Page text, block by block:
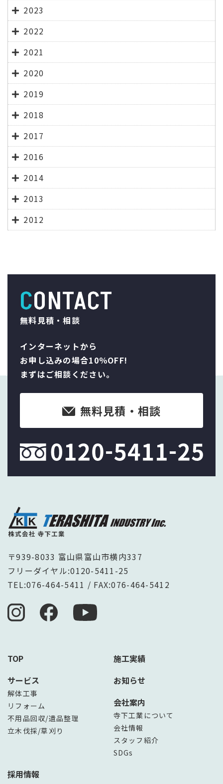
2023
2022
2021
2020
2019
2018
2017
2016
2014
2013
2012
CONTACT
無料見積・相談
インターネットから
お申し込みの場合10％OFF!
まずはご相談ください。
無料見積・相談
〒939-8033 富山県富山市横内337
フリーダイヤル:0120-5411-25
TEL:076-464-5411 / FAX:076-464-5412
TOP
サービス
解体工事
リフォーム
不用品回収/遺品整理
立木伐採/草刈り
施工実績
お知らせ
会社案内
寺下工業について
会社情報
スタッフ紹介
SDGs
採用情報